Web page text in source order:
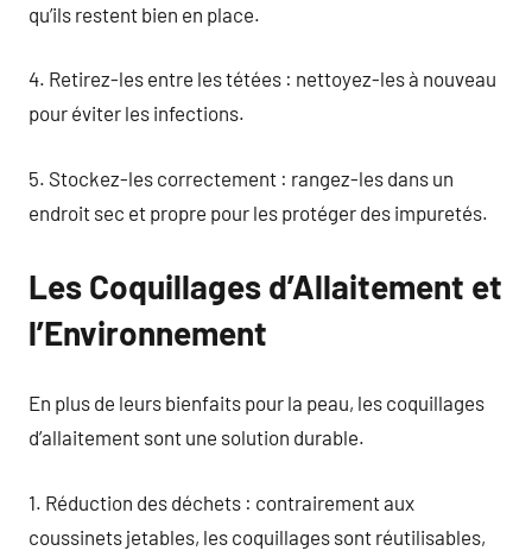
qu’ils restent bien en place.
4. Retirez-les entre les tétées : nettoyez-les à nouveau
pour éviter les infections.
5. Stockez-les correctement : rangez-les dans un
endroit sec et propre pour les protéger des impuretés.
Les Coquillages d’Allaitement et
l’Environnement
En plus de leurs bienfaits pour la peau, les coquillages
d’allaitement sont une solution durable.
1. Réduction des déchets : contrairement aux
coussinets jetables, les coquillages sont réutilisables,